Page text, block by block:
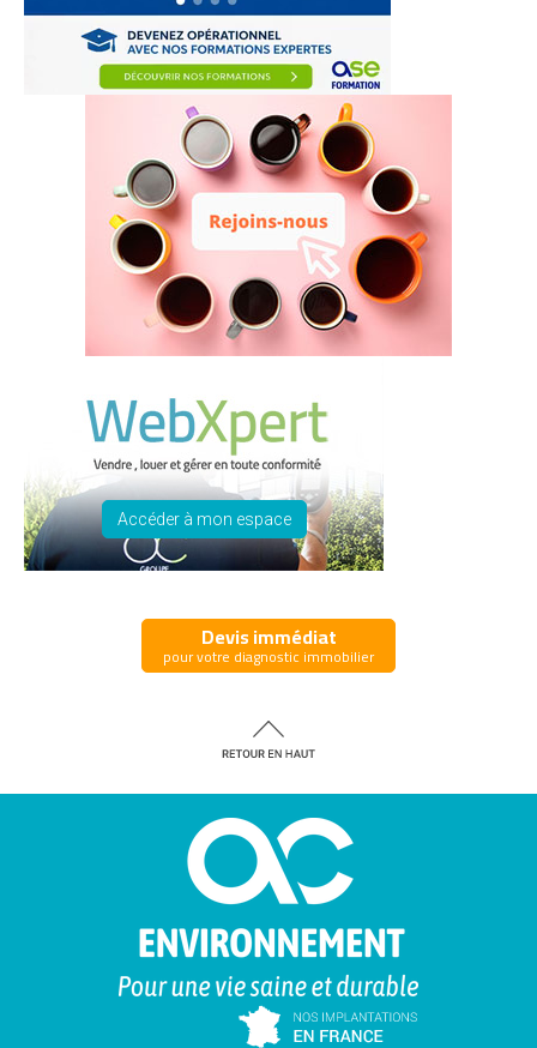
Accéder à mon espace
Devis immédiat
pour votre diagnostic immobilier